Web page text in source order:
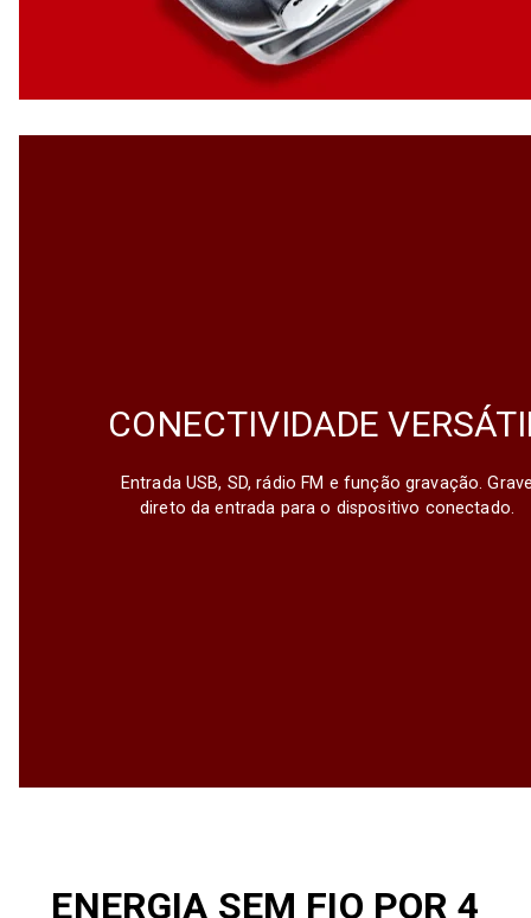
CONECTIVIDADE
Entrada USB, SD, rádio FM e função gravação.
direto da entrada para o dispositivo conectado.
ENERGIA SEM FIO POR 4